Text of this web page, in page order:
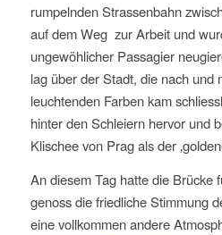
rumpelnden Strassenbahn
auf dem Weg zur Arbeit und
ungewöhlicher Passagier
lag über der Stadt, die nach und
leuchtenden Farben kam
hinter den Schleiern hervor und
Klischee von Prag als der
An diesem Tag hatte die Brücke
genoss die friedliche Stimmung
eine vollkommen andere